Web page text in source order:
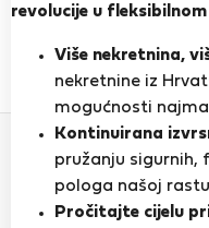
revolucije u
Više nekretnina,
nekretnine iz
mogućnosti
Kontinuirana
pružanju sigurnih,
pologa našoj
Pročitajte cijelu
Ocjena i
0
Ocjena